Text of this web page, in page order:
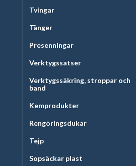
Tvingar
Tänger
Presenningar
Verktygssatser
Verktygssäkring, stroppar och
band
Kemprodukter
Rengöringsdukar
Tejp
Sopsäckar plast